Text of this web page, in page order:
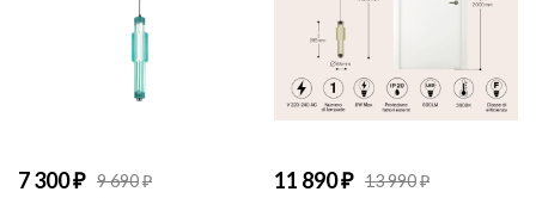
7 300 9 690 11 890 13 990